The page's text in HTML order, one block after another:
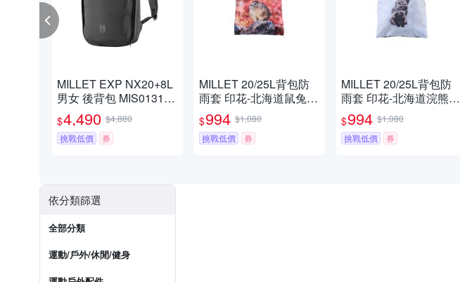
MILLET EXP NX20+8L
男女 後背包 MIS01310
N0247
$4,490 $4,880
挑戰低價
券
MILLET 20/25L背包防
雨套 印花-北海道鼠兔E
ZO USAGI MIS01327N
0036
$994 $1,080
挑戰低價
券
MILLET 20/25L背包防
雨套 印花-北海道浣熊Ez
o Tanuki MIS01327N00
35
$994 $1,080
挑戰低價
券
依分類篩選
全部分類
運動/戶外/休閒/健身